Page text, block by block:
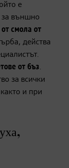
е
за външно
смола от
действа
от бъз.
за всички
и при